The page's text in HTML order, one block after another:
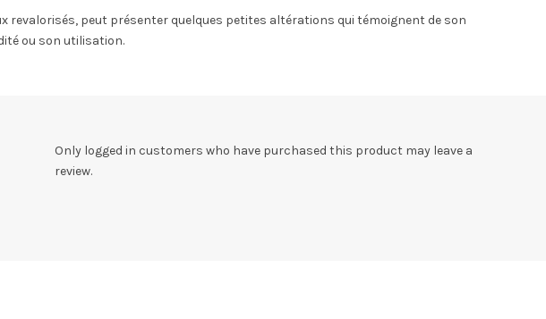
revalorisés, peut présenter quelques petites altérations qui témoignent de son
ou son utilisation.
Only logged in customers who have purchased this product may leave a
review.